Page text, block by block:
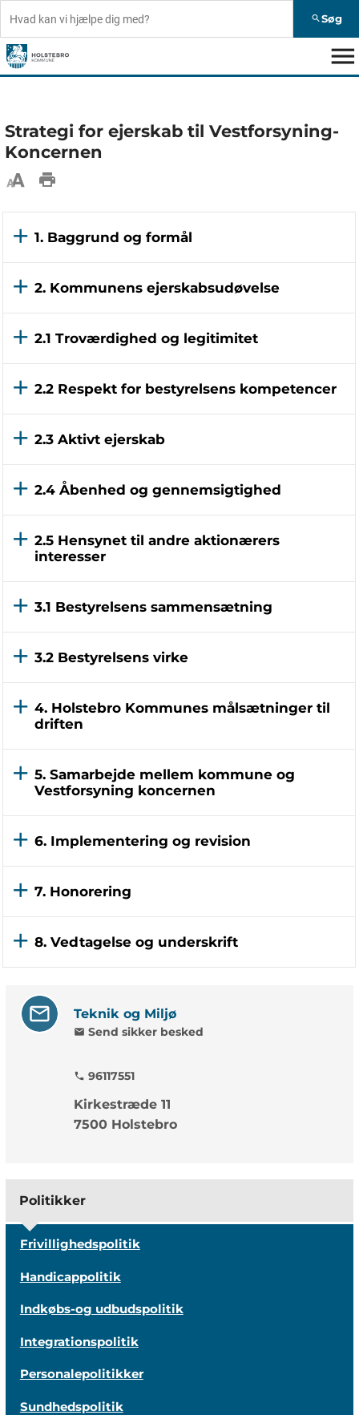
search Søg
menu
Strategi for ejerskab til Vestforsyning-
Koncernen
Politikker
Frivillighedspolitik
Handicappolitik
Indkøbs-og udbudspolitik
Integrationspolitik
Personalepolitikker
Sundhedspolitik
1. Baggrund og formål
2. Kommunens ejerskabsudøvelse
2.1 Troværdighed og legitimitet
2.2 Respekt for bestyrelsens kompetencer
2.3 Aktivt ejerskab
2.4 Åbenhed og gennemsigtighed
2.5 Hensynet til andre aktionærers
interesser
3.1 Bestyrelsens sammensætning
3.2 Bestyrelsens virke
4. Holstebro Kommunes målsætninger til
driften
5. Samarbejde mellem kommune og
Vestforsyning koncernen
6. Implementering og revision
7. Honorering
8. Vedtagelse og underskrift
Teknik og Miljø
mail Send sikker besked
phone 96117551
Kirkestræde 11
7500 Holstebro